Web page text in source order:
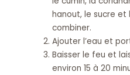
hanout, le sucre et
combiner.
Ajouter l’eau et
Baisser le feu et
environ 15 à 20